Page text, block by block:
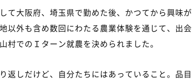
て大阪府、埼玉県で勤めた後、かつてから興味が
以外も含め数回にわたる農業体験を通じて、出会
でのＩターン就農を決められました。
返しだけど、自分たちにはあっていること。品目